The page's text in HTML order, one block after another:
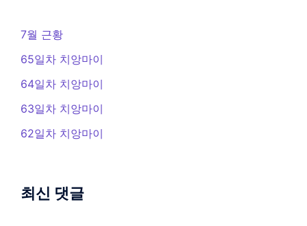
7월 근황
65일차 치앙마이
64일차 치앙마이
63일차 치앙마이
62일차 치앙마이
최신 댓글